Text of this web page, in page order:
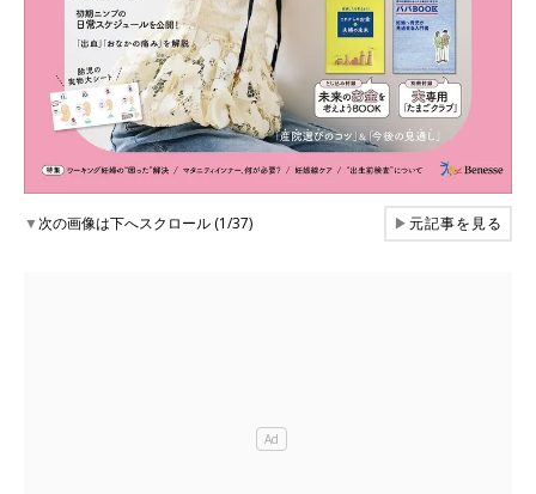
▼次の画像は下へスクロール (1/37) ▶元記事を見る